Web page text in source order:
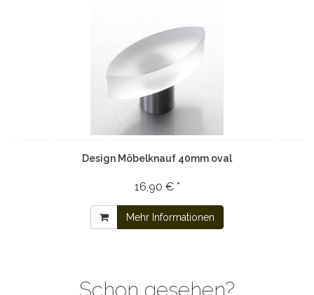
Design Möbelknauf 40mm oval
16,90 € *
Mehr Informationen
Schon gesehen?